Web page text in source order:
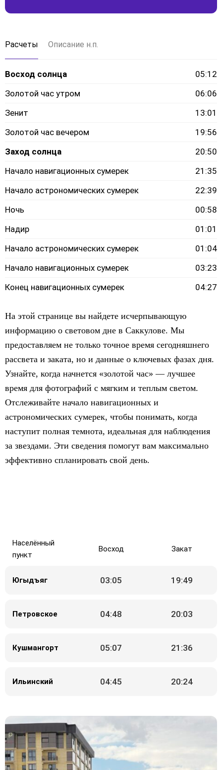
Расчеты Описание н.п.
Восход солнца
05:12
Золотой час утром
06:06
Зенит
13:01
Золотой час вечером
19:56
Заход солнца
20:50
Начало навигационных сумерек
21:35
Начало астрономических сумерек
22:39
Ночь
00:58
Надир
01:01
Начало астрономических сумерек
01:04
Начало навигационных сумерек
03:23
Конец навигационных сумерек
04:27
На этой странице вы найдете исчерпывающую
информацию о световом дне в Саккулове. Мы
предоставляем не только точное время сегодняшнего
рассвета и заката, но и данные о ключевых фазах дня.
Узнайте, когда начнется «золотой час» — лучшее
время для фотографий с мягким и теплым светом.
Отслеживайте начало навигационных и
астрономических сумерек, чтобы понимать, когда
наступит полная темнота, идеальная для наблюдения
за звездами. Эти сведения помогут вам максимально
эффективно спланировать свой день.
Населённый
пункт
Восход Закат
Югыдъяг 03:05 19:49
Петровское 04:48 20:03
Кушмангорт 05:07 21:36
Ильинский 04:45 20:24